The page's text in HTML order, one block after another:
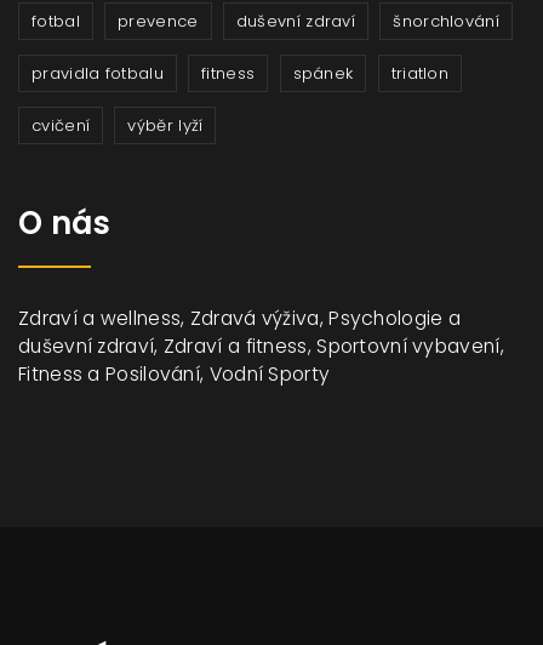
fotbal prevence duševní zdraví šnorchlování
pravidla fotbalu fitness spánek triatlon
cvičení výběr lyží
O nás
Zdraví a wellness, Zdravá výživa, Psychologie a
duševní zdraví, Zdraví a fitness, Sportovní vybavení,
Fitness a Posilování, Vodní Sporty